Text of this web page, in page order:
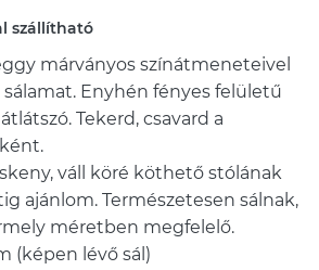
szállítható
márványos színátmeneteivel
Enyhén fényes felületű
Tekerd, csavard a
váll köré köthető stólának
ajánlom. Természetesen sálnak,
méretben megfelelő.
(képen lévő sál)